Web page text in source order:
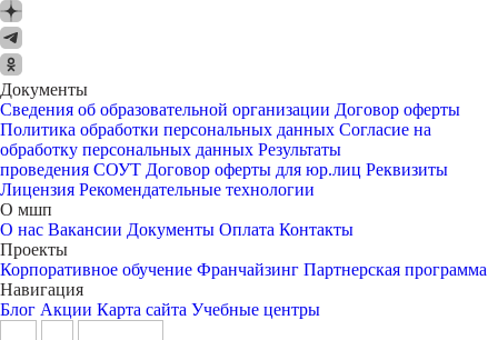
Документы
Сведения об образовательной организации Договор оферты
Политика обработки персональных данных Согласие на
обработку персональных данных Результаты
проведения СОУТ Договор оферты для юр.лиц Реквизиты
Лицензия Рекомендательные технологии
О мшп
О нас Вакансии Документы Оплата Контакты
Проекты
Корпоративное обучение Франчайзинг Партнерская программа
Навигация
Блог Акции Карта сайта Учебные центры